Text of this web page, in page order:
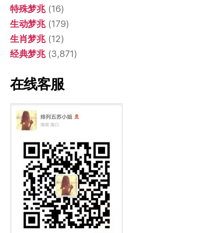
特殊梦兆(16)
生动梦兆(179)
生肖梦兆(12)
经典梦兆(3,871)
在线客服